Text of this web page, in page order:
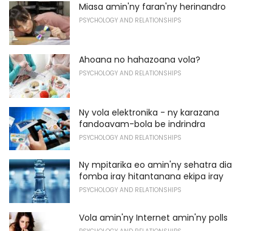
Miasa amin'ny faran'ny herinandro
PSYCHOLOGY AND RELATIONSHIPS
Ahoana no hahazoana vola?
PSYCHOLOGY AND RELATIONSHIPS
Ny vola elektronika - ny karazana
fandoavam-bola be indrindra
PSYCHOLOGY AND RELATIONSHIPS
Ny mpitarika eo amin'ny sehatra dia
fomba iray hitantanana ekipa iray
PSYCHOLOGY AND RELATIONSHIPS
Vola amin'ny Internet amin'ny polls